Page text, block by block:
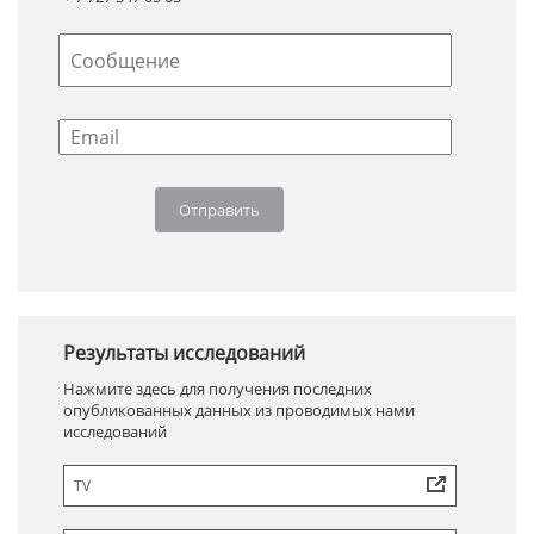
Результаты исследований
Нажмите здесь для получения последних
опубликованных данных из проводимых нами
исследований
TV